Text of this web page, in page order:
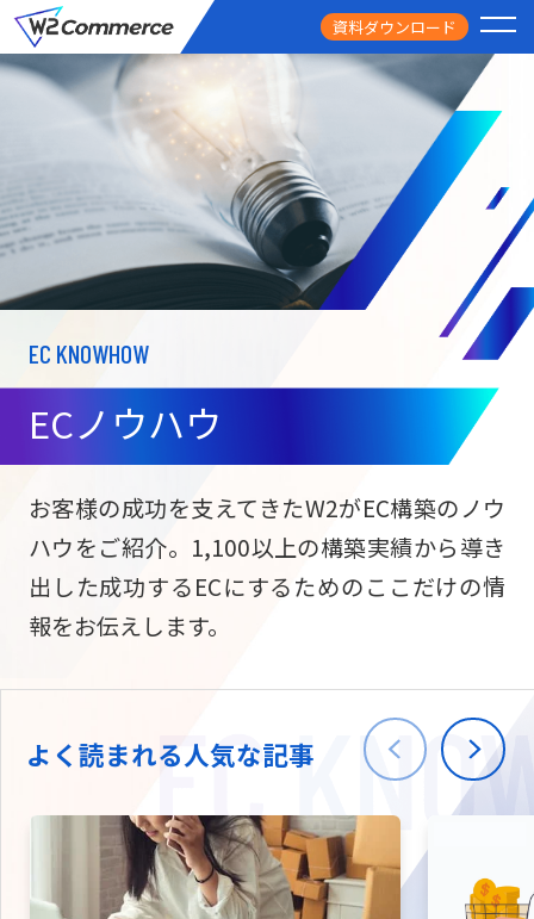
資料ダウンロード
サービス
ECサイト構築
サブスク/定期通販
ECサイト構築
海外進出・現地
W2
PRICE
料金
FEATURE
導入事例
USEFUL
お役立ち情報
NEWS
ニュース
会社情報
TW
EC KNOWHOW
ECノウハウ
お客様の成功を支えてきたW2がEC構築のノウ
ハウをご紹介。1,100以上の構築実績から導き
出した成功するECにするためのここだけの情
報をお伝えします。
よく読まれる人気な記事